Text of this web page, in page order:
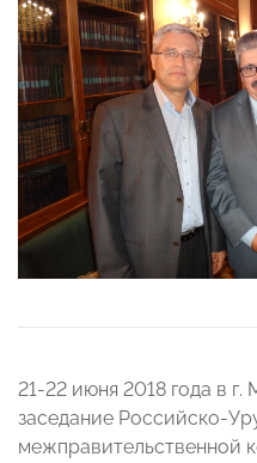
21-22 июня 2018 года в
заседание Российско-
межправительственной